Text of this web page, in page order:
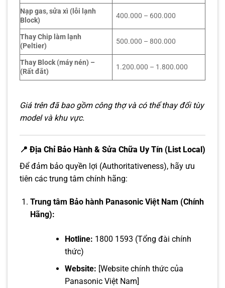
Nạp gas, sửa xì (lỗi lạnh
Block)
400.000 – 600.000
Thay Chip làm lạnh
(Peltier)
500.000 – 800.000
Thay Block (máy nén) –
(Rất đắt)
1.200.000 – 1.800.000
Giá trên đã bao gồm công thợ và có thể thay đổi tùy
model và khu vực.
📍 Địa Chỉ Bảo Hành & Sửa Chữa Uy Tín (List Local)
Để đảm bảo quyền lợi (Authoritativeness), hãy ưu
tiên các trung tâm chính hãng:
Trung tâm Bảo hành Panasonic Việt Nam (Chính
Hãng):
Hotline: 1800 1593 (Tổng đài chính
thức)
Website: [Website chính thức của
Panasonic Việt Nam]